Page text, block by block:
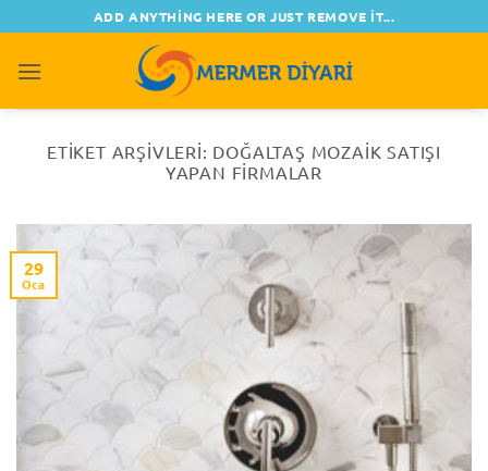
atla
ADD ANYTHING HERE OR JUST REMOVE IT...
ETIKET ARŞIVLERI: DOĞALTAŞ MOZAIK SATIŞI
YAPAN FIRMALAR
29
Oca